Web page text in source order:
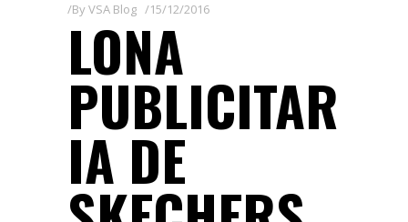
ByVSA Blog 15/12/2016
LONA
PUBLICITAR
IA DE